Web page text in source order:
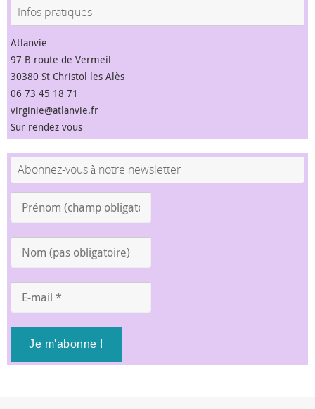
Infos pratiques
Atlanvie
97 B route de Vermeil
30380 St Christol les Alès
06 73 45 18 71
virginie@atlanvie.fr
Sur rendez vous
Abonnez-vous à notre newsletter
Prénom
(champ
Nom
(pas
E-
mail